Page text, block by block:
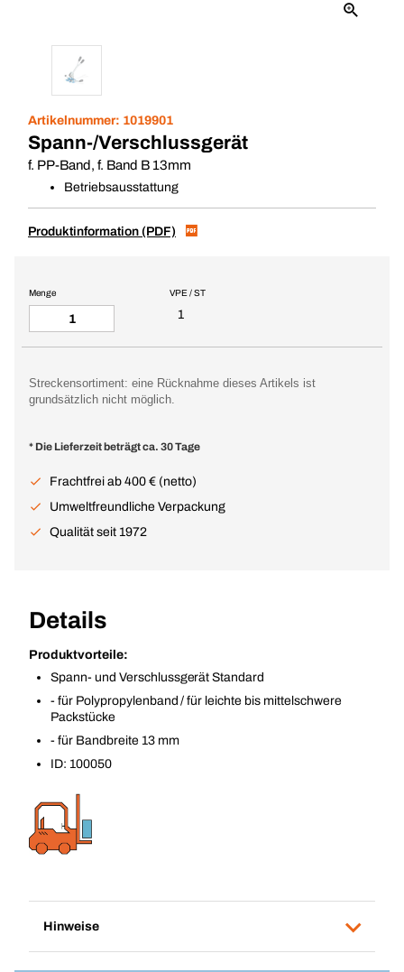
Artikelnummer: 1019901
Spann-/Verschlussgerät
f. PP-Band, f. Band B 13mm
Betriebsausstattung
Produktinformation (PDF)
VPE / ST
1
Menge
Streckensortiment: eine Rücknahme dieses Artikels ist
grundsätzlich nicht möglich.
* Die Lieferzeit beträgt ca. 30 Tage
Frachtfrei ab 400 € (netto)
Umweltfreundliche Verpackung
Qualität seit 1972
Details
Produktvorteile:
Spann- und Verschlussgerät Standard
- für Polypropylenband / für leichte bis mittelschwere
Packstücke
- für Bandbreite 13 mm
ID: 100050
Hinweise